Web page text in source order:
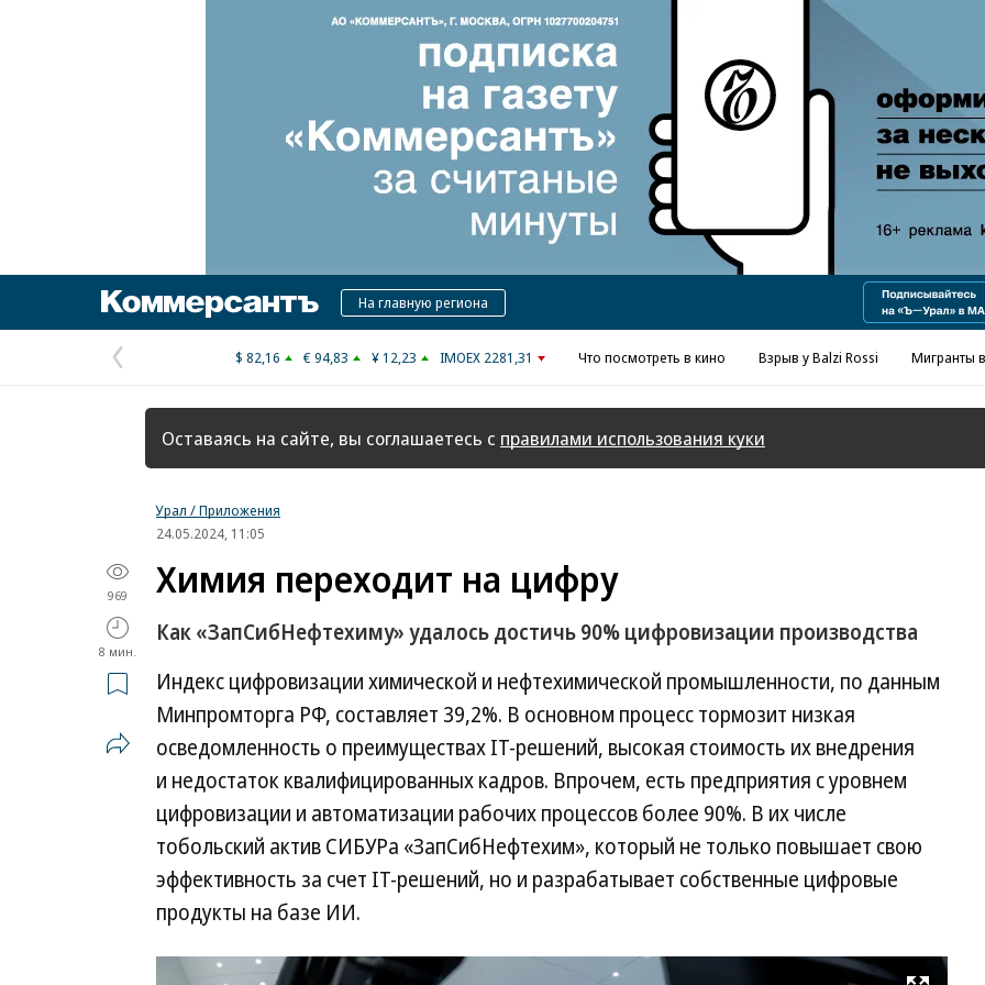
Реклама в «Ъ» www.kommersant.ru/ad
КоммерсантъНа главную региона
Предыдущая
страница
$ 82,16 € 94,83 ¥ 12,23 IMOEX 2281,31 Что посмотреть в кино Взрыв у Balzi Rossi Мигранты
Оставаясь на сайте, вы соглашаетесь с правилами использования куки
Урал / Приложения
24.05.2024, 11:05
969
8 мин.
Химия переходит на цифру
Как «ЗапСибНефтехиму» удалось достичь 90% цифровизации производства
Индекс цифровизации химической и нефтехимической промышленности, по данным
Минпромторга РФ, составляет 39,2%. В основном процесс тормозит низкая
осведомленность о преимуществах IT-решений, высокая стоимость их внедрения
и недостаток квалифицированных кадров. Впрочем, есть предприятия с уровнем
цифровизации и автоматизации рабочих процессов более 90%. В их числе
тобольский актив СИБУРа «ЗапСибНефтехим», который не только повышает свою
эффективность за счет IT-решений, но и разрабатывает собственные цифровые
продукты на базе ИИ.